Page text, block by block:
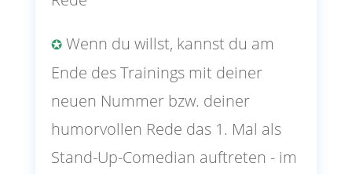
✪Wenn du willst, kannst du am
Ende des Trainings mit deiner
neuen Nummer bzw. deiner
humorvollen Rede das 1. Mal als
Stand-Up-Comedian auftreten - im